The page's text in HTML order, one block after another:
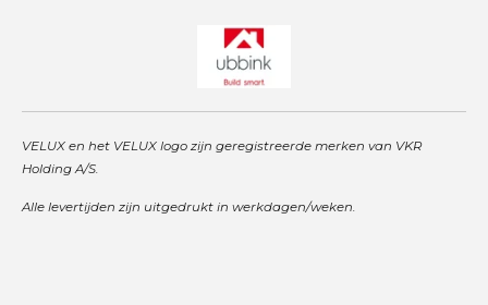
VELUX en het VELUX logo zijn geregistreerde merken van VKR
Holding A/S.
Alle levertijden zijn uitgedrukt in werkdagen/weken.